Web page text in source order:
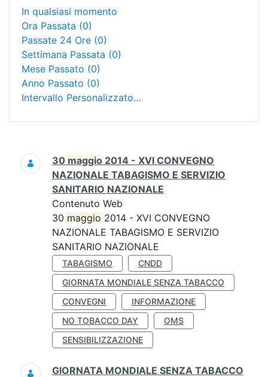
In qualsiasi momento
Ora Passata (0)
Passate 24 Ore (0)
Settimana Passata (0)
Mese Passato (0)
Anno Passato (0)
Intervallo Personalizzato…
Ricerca
30 maggio 2014 - XVI CONVEGNO
NAZIONALE TABAGISMO E SERVIZIO
SANITARIO NAZIONALE
Contenuto Web
30 maggio 2014 - XVI CONVEGNO
NAZIONALE TABAGISMO E SERVIZIO
SANITARIO NAZIONALE
TABAGISMO
CNDD
GIORNATA MONDIALE SENZA TABACCO
CONVEGNI
INFORMAZIONE
NO TOBACCO DAY
OMS
SENSIBILIZZAZIONE
GIORNATA MONDIALE SENZA TABACCO